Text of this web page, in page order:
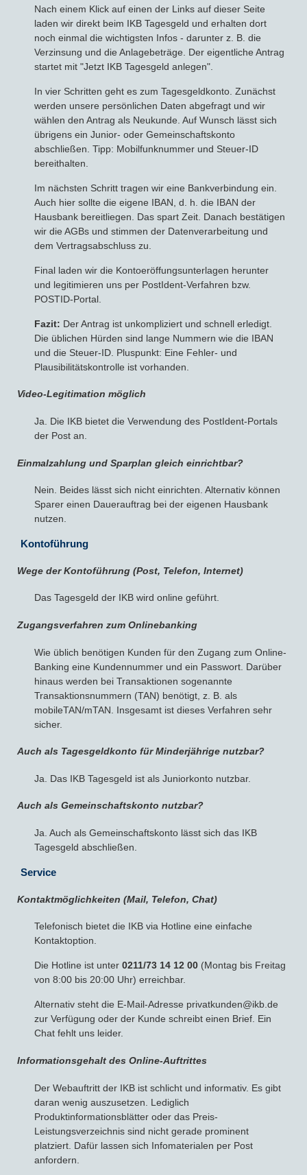
Nach einem Klick auf einen der Links auf dieser Seite
laden wir direkt beim IKB Tagesgeld und erhalten dort
noch einmal die wichtigsten Infos - darunter z. B. die
Verzinsung und die Anlagebeträge. Der eigentliche Antrag
startet mit "Jetzt IKB Tagesgeld anlegen".
In vier Schritten geht es zum Tagesgeldkonto. Zunächst
werden unsere persönlichen Daten abgefragt und wir
wählen den Antrag als Neukunde. Auf Wunsch lässt sich
übrigens ein Junior- oder Gemeinschaftskonto
abschließen. Tipp: Mobilfunknummer und Steuer-ID
bereithalten.
Im nächsten Schritt tragen wir eine Bankverbindung ein.
Auch hier sollte die eigene IBAN, d. h. die IBAN der
Hausbank bereitliegen. Das spart Zeit. Danach bestätigen
wir die AGBs und stimmen der Datenverarbeitung und
dem Vertragsabschluss zu.
Final laden wir die Kontoeröffungsunterlagen herunter
und legitimieren uns per PostIdent-Verfahren bzw.
POSTID-Portal.
Fazit: Der Antrag ist unkompliziert und schnell erledigt.
Die üblichen Hürden sind lange Nummern wie die IBAN
und die Steuer-ID. Pluspunkt: Eine Fehler- und
Plausibilitätskontrolle ist vorhanden.
Video-Legitimation möglich
Ja. Die IKB bietet die Verwendung des PostIdent-Portals
der Post an.
Einmalzahlung und Sparplan gleich einrichtbar?
Nein. Beides lässt sich nicht einrichten. Alternativ können
Sparer einen Dauerauftrag bei der eigenen Hausbank
nutzen.
Kontoführung
Wege der Kontoführung (Post, Telefon, Internet)
Das Tagesgeld der IKB wird online geführt.
Zugangsverfahren zum Onlinebanking
Wie üblich benötigen Kunden für den Zugang zum Online-
Banking eine Kundennummer und ein Passwort. Darüber
hinaus werden bei Transaktionen sogenannte
Transaktionsnummern (TAN) benötigt, z. B. als
mobileTAN/mTAN. Insgesamt ist dieses Verfahren sehr
sicher.
Auch als Tagesgeldkonto für Minderjährige nutzbar?
Ja. Das IKB Tagesgeld ist als Juniorkonto nutzbar.
Auch als Gemeinschaftskonto nutzbar?
Ja. Auch als Gemeinschaftskonto lässt sich das IKB
Tagesgeld abschließen.
Service
Kontaktmöglichkeiten (Mail, Telefon, Chat)
Telefonisch bietet die IKB via Hotline eine einfache
Kontaktoption.
Die Hotline ist unter 0211/73 14 12 00 (Montag bis Freitag
von 8:00 bis 20:00 Uhr) erreichbar.
Alternativ steht die E-Mail-Adresse privatkunden@ikb.de
zur Verfügung oder der Kunde schreibt einen Brief. Ein
Chat fehlt uns leider.
Informationsgehalt des Online-Auftrittes
Der Webauftritt der IKB ist schlicht und informativ. Es gibt
daran wenig auszusetzen. Lediglich
Produktinformationsblätter oder das Preis-
Leistungsverzeichnis sind nicht gerade prominent
platziert. Dafür lassen sich Infomaterialen per Post
anfordern.